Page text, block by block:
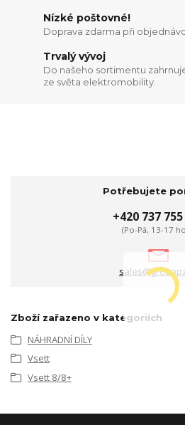
Nízké poštovné!
Doprava zdarma při
Trvalý vývoj
Do našeho sortimentu
ze světa elektromobility.
Potřebujete
+420 737
(Po-Pá, 13-17
Zboží zařazeno v kategoriích
NÁHRADNÍ DÍLY
Vsett
Vsett 8/8+